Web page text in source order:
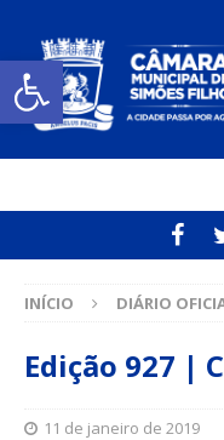
Open toolbar
INÍCIO DIÁRIO
Edição 927 |
11 de janeiro de 2019